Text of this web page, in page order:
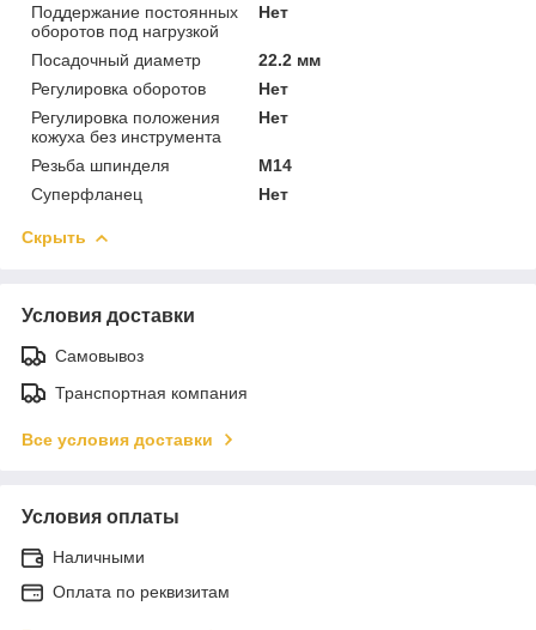
Поддержание постоянных
оборотов под нагрузкой
Нет
Посадочный диаметр
22.2 мм
Регулировка оборотов
Нет
Регулировка положения
кожуха без инструмента
Нет
Резьба шпинделя
M14
Суперфланец
Нет
Скрыть
Условия доставки
Самовывоз
Транспортная компания
Все условия доставки
Условия оплаты
Наличными
Оплата по реквизитам